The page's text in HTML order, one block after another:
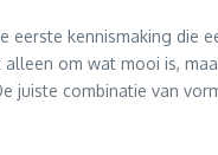
eerste kennismaking die
om wat mooi is,
juiste combinatie van